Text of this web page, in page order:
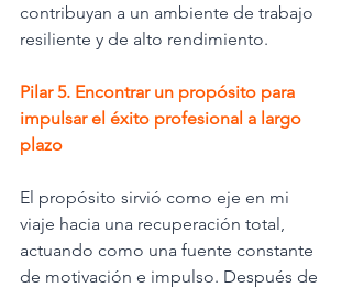
contribuyan a un ambiente de trabajo
resiliente y de alto rendimiento.
Pilar 5. Encontrar un propósito para
impulsar el éxito profesional a largo
plazo
El propósito sirvió como eje en mi
viaje hacia una recuperación total,
actuando como una fuente constante
de motivación e impulso. Después de